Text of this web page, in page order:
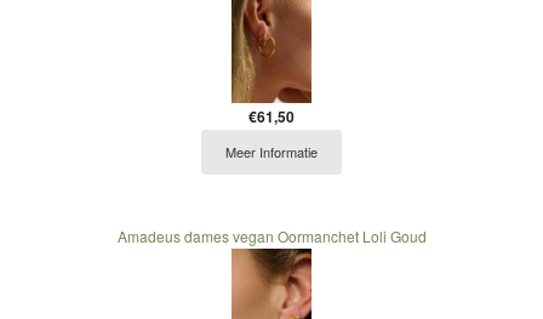
€61,50
Meer Informatie
Amadeus dames vegan Oormanchet Loli Goud